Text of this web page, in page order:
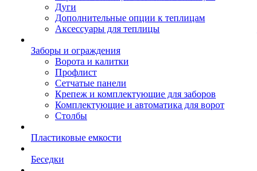
Дуги
Дополнительные опции к теплицам
Аксессуары для теплицы
Заборы и ограждения
Ворота и калитки
Профлист
Сетчатые панели
Крепеж и комплектующие для заборов
Комплектующие и автоматика для ворот
Столбы
Пластиковые емкости
Беседки